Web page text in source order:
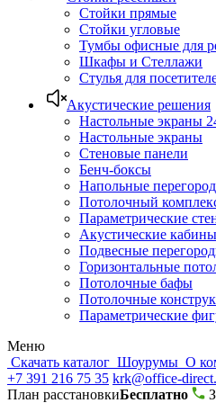
Стойки прямые
Стойки угловые
Тумбы офисные для
Шкафы и Стеллажи
Стулья для
Акустические решения
Настольные экраны
Настольные экраны
Стеновые панели
Бенч-боксы
Напольные
Потолочный
Параметрические
Акустические кабины
Подвесные
Горизонтальные
Потолочные бафы
Потолочные
Параметрические
Меню
Скачать каталог Шоурумы О
+7 391 216 75 35 krk@office-
План расстановкиБесплатно